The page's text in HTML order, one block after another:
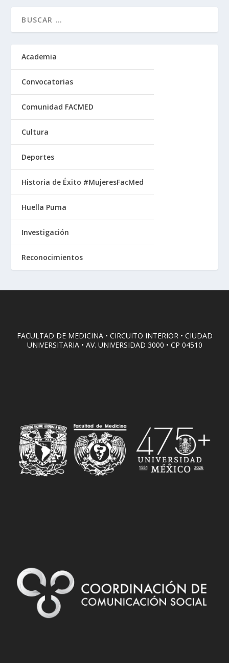
Academia
Convocatorias
Comunidad FACMED
Cultura
Deportes
Historia de Éxito #MujeresFacMed
Huella Puma
Investigación
Reconocimientos
FACULTAD DE MEDICINA • CIRCUITO INTERIOR • CIUDAD
UNIVERSITARIA • AV. UNIVERSIDAD 3000 • CP 04510